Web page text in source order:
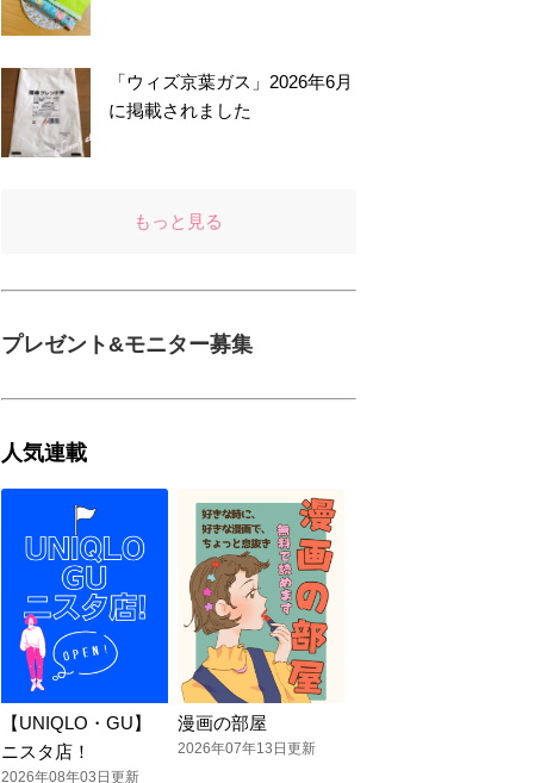
「ウィズ京葉ガス」2026年6月
に掲載されました
もっと見る
プレゼント&モニター募集
人気連載
【UNIQLO・GU】
ニスタ店！
2026年08年03日更新
漫画の部屋
2026年07年13日更新